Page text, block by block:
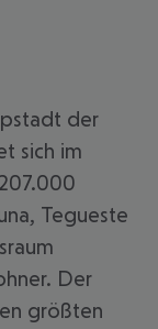
der
sich im
Tegueste
Der
größten